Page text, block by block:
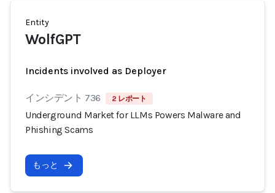
Entity
WolfGPT
Incidents involved as Deployer
インシデント 736 2 レポート
Underground Market for LLMs Powers Malware and
Phishing Scams
もっと